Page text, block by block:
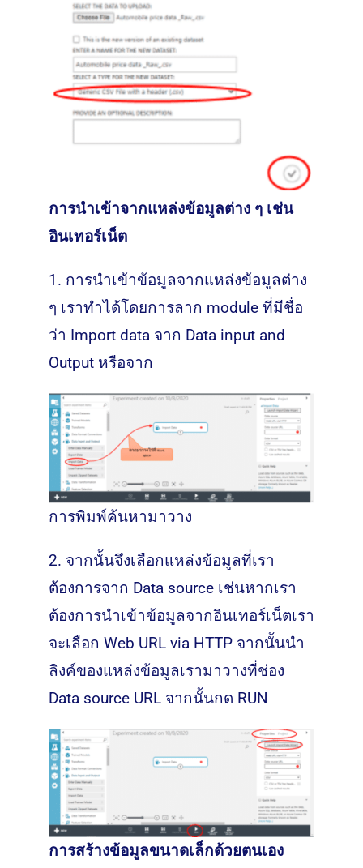
การนำเข้าจากแหล่งข้อมูลต่าง ๆ เช่น
อินเทอร์เน็ต
1. การนำเข้าข้อมูลจากแหล่งข้อมูลต่าง
ๆ เราทำได้โดยการลาก module ที่มีชื่อ
ว่า Import data จาก Data input and
Output หรือจาก
การพิมพ์ค้นหามาวาง
2. จากนั้นจึงเลือกแหล่งข้อมูลที่เรา
ต้องการจาก Data source เช่นหากเรา
ต้องการนำเข้าข้อมูลจากอินเทอร์เน็ตเรา
จะเลือก Web URL via HTTP จากนั้นนำ
ลิงค์ของแหล่งข้อมูลเรามาวางที่ช่อง
Data source URL จากนั้นกด RUN
การสร้างข้อมูลขนาดเล็กด้วยตนเอง